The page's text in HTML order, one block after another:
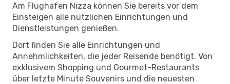
Am Flughafen Nizza können Sie bereits vor dem
Einsteigen alle nützlichen Einrichtungen und
Dienstleistungen genießen.
Dort finden Sie alle Einrichtungen und
Annehmlichkeiten, die jeder Reisende benötigt. Von
exklusivem Shopping und Gourmet-Restaurants
über letzte Minute Souvenirs und die neuesten